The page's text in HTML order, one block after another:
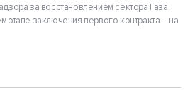
за восстановлением сектора Газа,
заключения первого контракта – на